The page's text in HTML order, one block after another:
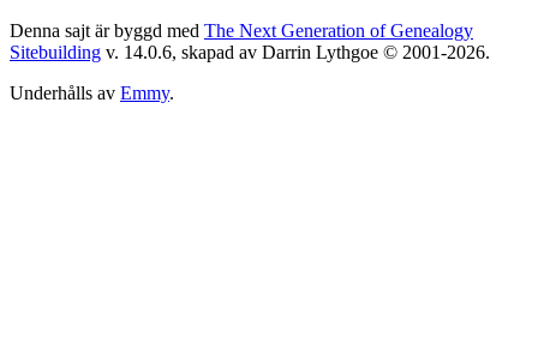
Denna sajt är byggd med The Next Generation of Genealogy
Sitebuilding v. 14.0.6, skapad av Darrin Lythgoe © 2001-2026.
Underhålls av Emmy.